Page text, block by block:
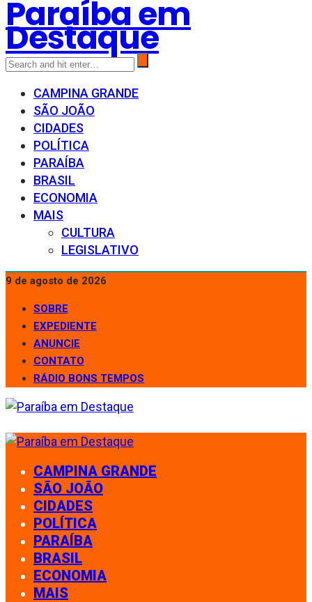
Paraíba em
Destaque
CAMPINA GRANDE
SÃO JOÃO
CIDADES
POLÍTICA
PARAÍBA
BRASIL
ECONOMIA
MAIS
CULTURA
LEGISLATIVO
9 de agosto de 2026
SOBRE
EXPEDIENTE
ANUNCIE
CONTATO
RÁDIO BONS TEMPOS
CAMPINA GRANDE
SÃO JOÃO
CIDADES
POLÍTICA
PARAÍBA
BRASIL
ECONOMIA
MAIS